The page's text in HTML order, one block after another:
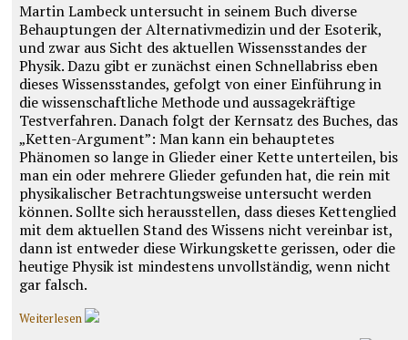
Martin Lambeck untersucht in seinem Buch diverse
Behauptungen der Alternativmedizin und der Esoterik,
und zwar aus Sicht des aktuellen Wissensstandes der
Physik. Dazu gibt er zunächst einen Schnellabriss eben
dieses Wissensstandes, gefolgt von einer Einführung in
die wissenschaftliche Methode und aussagekräftige
Testverfahren. Danach folgt der Kernsatz des Buches, das
„Ketten-Argument”: Man kann ein behauptetes
Phänomen so lange in Glieder einer Kette unterteilen, bis
man ein oder mehrere Glieder gefunden hat, die rein mit
physikalischer Betrachtungsweise untersucht werden
können. Sollte sich herausstellen, dass dieses Kettenglied
mit dem aktuellen Stand des Wissens nicht vereinbar ist,
dann ist entweder diese Wirkungskette gerissen, oder die
heutige Physik ist mindestens unvollständig, wenn nicht
gar falsch.
Weiterlesen